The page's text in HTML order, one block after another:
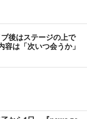
後はステージの上で
は「次いつ会うか」